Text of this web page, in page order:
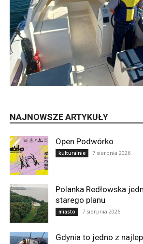
NAJNOWSZE ARTYKUŁY
Open Podwórko
kulturalnie 7 sierpnia 2026
Polanka Redłowska
starego planu
miasto 7 sierpnia 2026
Gdynia to jedno z